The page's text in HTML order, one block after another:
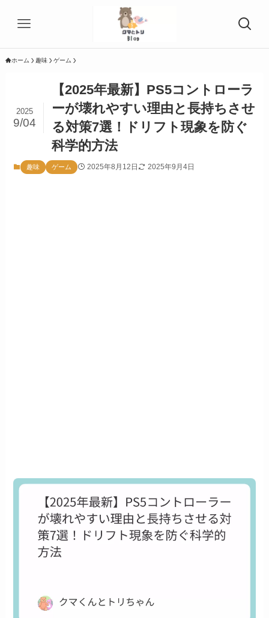
ホーム 趣味 ゲーム
【2025年最新】PS5コントローラ
ーが壊れやすい理由と長持ちさせ
る対策7選！ドリフト現象を防ぐ
科学的方法
2025
9/04
趣味 ゲーム 2025年8月12日 2025年9月4日